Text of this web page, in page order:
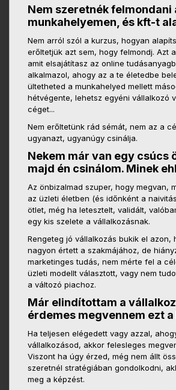
Nem szeretnék felmondani
munkahelyemen, és kft-t
Nem arról szól a kurzus, hogyan
erőltetjük azt sem, hogy felmondj. Azt
amit elsajátítasz az online
alkalmazol, ahogy az a te életedbe
ültetheted a munkahelyed mellett
hétvégente, lehetsz egyéni vállalkozó
céget...
Nem erőltetünk rád sémát, nem az a
ugyanazt, ugyanúgy csinálja.
Nekem már van egy csúcs
majd én csinálom. Minek
Az önbizalmad szuper, hogy megvan,
az üzleti életben (és időnként a
ötlet, még ha letesztelt, validált,
egy kis szelete a vállalkozásnak.
Rengeteg jó vállalkozás bukik el azon,
nagyon értett a szakmájához, de
marketinges tudás, nem mérte fel a
üzleti modellt választott, vagy nem
a változó piachoz.
Már elindítottam a
érdemes megvennem ezt a
Ha teljesen elégedett vagy azzal,
vállalkozásod, akkor felesleges
Viszont ha úgy érzed, még nem állt
szeretnél stratégiában gondolkodni,
meg a képzést.